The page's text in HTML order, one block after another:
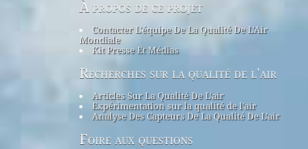
À propos de ce projet
Contacter L'équipe De La Qualité De L'Air
Mondiale
Kit Presse Et Médias
Recherches sur la qualité de l'air
Articles Sur La Qualité De L'air
Expérimentation sur la qualité de l'air
Analyse Des Capteurs De La Qualité De L'air
Foire aux questions